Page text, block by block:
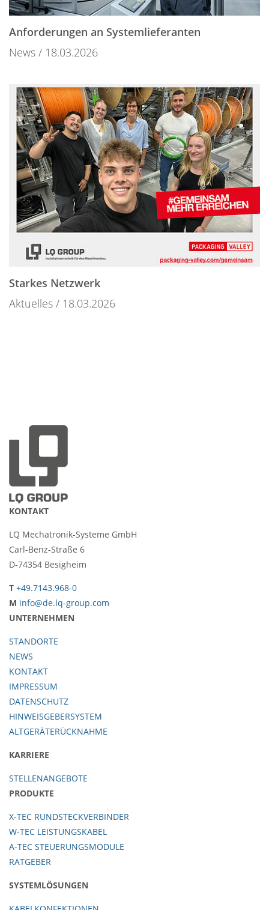
Anforderungen an Systemlieferanten
News
18.03.2026
Starkes Netzwerk
Aktuelles
18.03.2026
KONTAKT
LQ Mechatronik-Systeme GmbH
Carl-Benz-Straße 6
D-74354 Besigheim
T +49.7143.968-0
M info@de.lq-group.com
UNTERNEHMEN
STANDORTE
NEWS
KONTAKT
IMPRESSUM
DATENSCHUTZ
HINWEISGEBERSYSTEM
ALTGERÄTERÜCKNAHME
KARRIERE
STELLENANGEBOTE
PRODUKTE
X-TEC RUNDSTECKVERBINDER
W-TEC LEISTUNGSKABEL
A-TEC STEUERUNGSMODULE
RATGEBER
SYSTEMLÖSUNGEN